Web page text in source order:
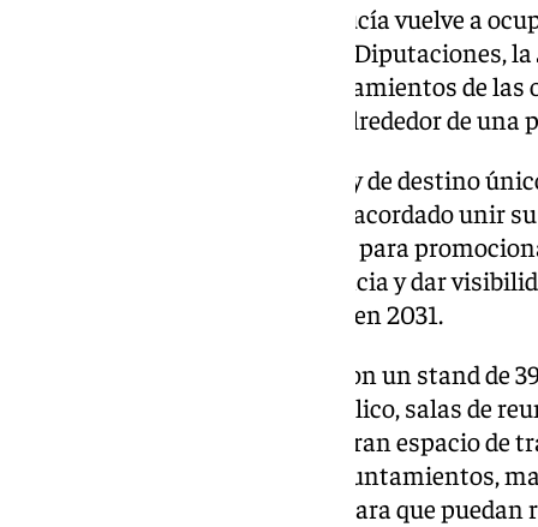
Este año, el expositor de Andalucía vuelve a
de Ifema. Además de a las ocho Diputaciones,
espacio en su stand a los Ayuntamientos de las
distribuirán de forma circular alrededor de una
Para dar una imagen integrada y de destino
Ayuntamiento de Granada han acordado unir
conformando un solo expositor para
turística de la ciudad y la provincia y dar
a Capital Europea de la Cultura en 2031.
Así, Granada contará en Fitur con un stand de
mostradores de atención al público, salas de
zona de presentaciones y otro gran espacio de
que estarán a disposición de ayuntamientos,
empresariales e instituciones para que